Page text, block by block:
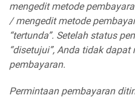
mengedit metode
/ mengedit metode
“tertunda”. Setelah status
“disetujui”, Anda tidak
pembayaran.
Permintaan pembayaran